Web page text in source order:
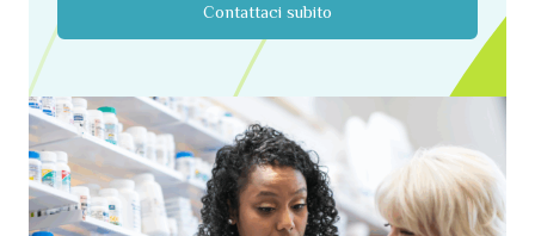
Contattaci subito